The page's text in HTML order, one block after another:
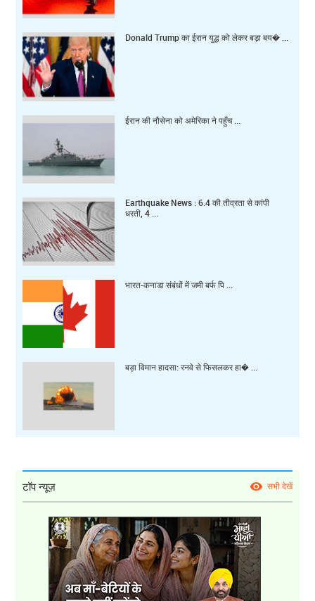
Donald Trump का ईरान युद्ध को लेकर बड़ा बय� ...
ईरान की नौसेना को अमेरिका ने पहुँच ...
Earthquake News : 6.4 की तीव्रता से कांपी
धरती, 4 ...
भारत-कनाडा संबंधों में जमी बर्फ पि ...
बड़ा विमान हादसा: रनवे से फिसलकर हा� ...
टॉप न्यूज़ सभी देखें